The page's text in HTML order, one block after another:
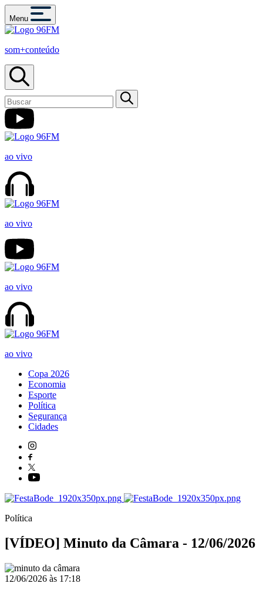
Menu
som+conteúdo
ao vivo
ao vivo
ao vivo
ao vivo
Copa 2026
Economia
Esporte
Política
Segurança
Cidades
Política
[VÍDEO] Minuto da Câmara - 12/06/2026
12/06/2026 às 17:18